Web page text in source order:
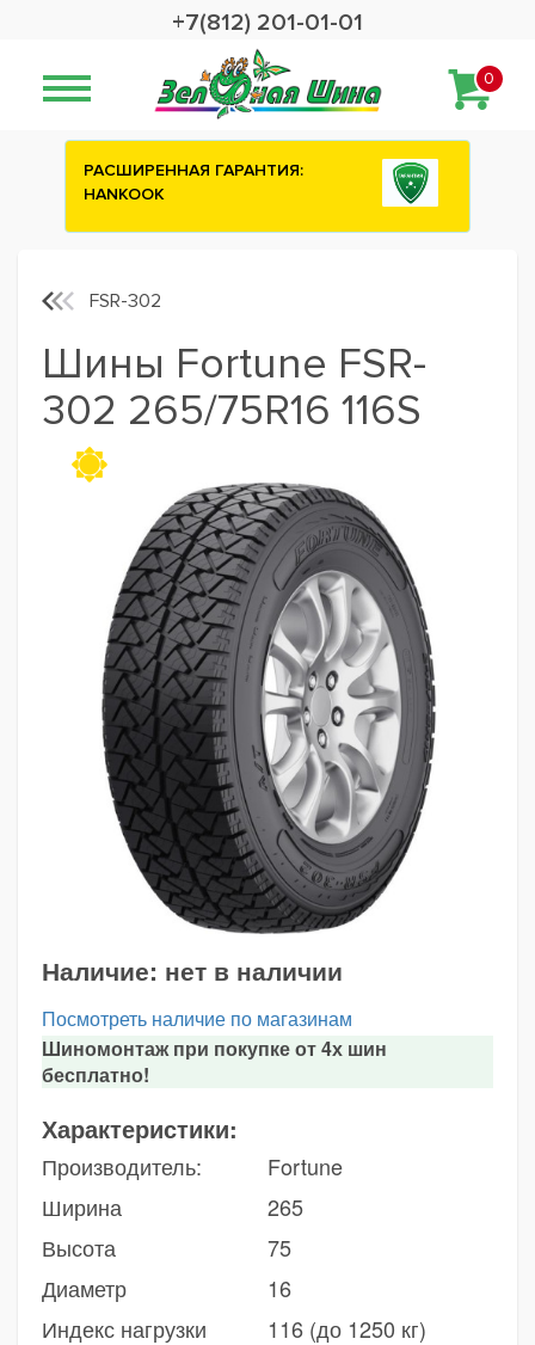
+7(812) 201-01-01
0
ГАРАНТИЯ:
Сashback 2500
шины ATTAR
FSR-302
Шины Fortune FSR-
302 265/75R16 116S
Наличие: нет в наличии
Посмотреть наличие по магазинам
Шиномонтаж при покупке от 4х шин
бесплатно!
Характеристики:
Производитель:
Fortune
Ширина
265
Высота
75
Диаметр
16
Индекс нагрузки
116 (до 1250 кг)